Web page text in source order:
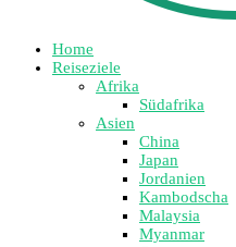
Home
Reiseziele
Afrika
Südafrika
Asien
China
Japan
Jordanien
Kambodscha
Malaysia
Myanmar